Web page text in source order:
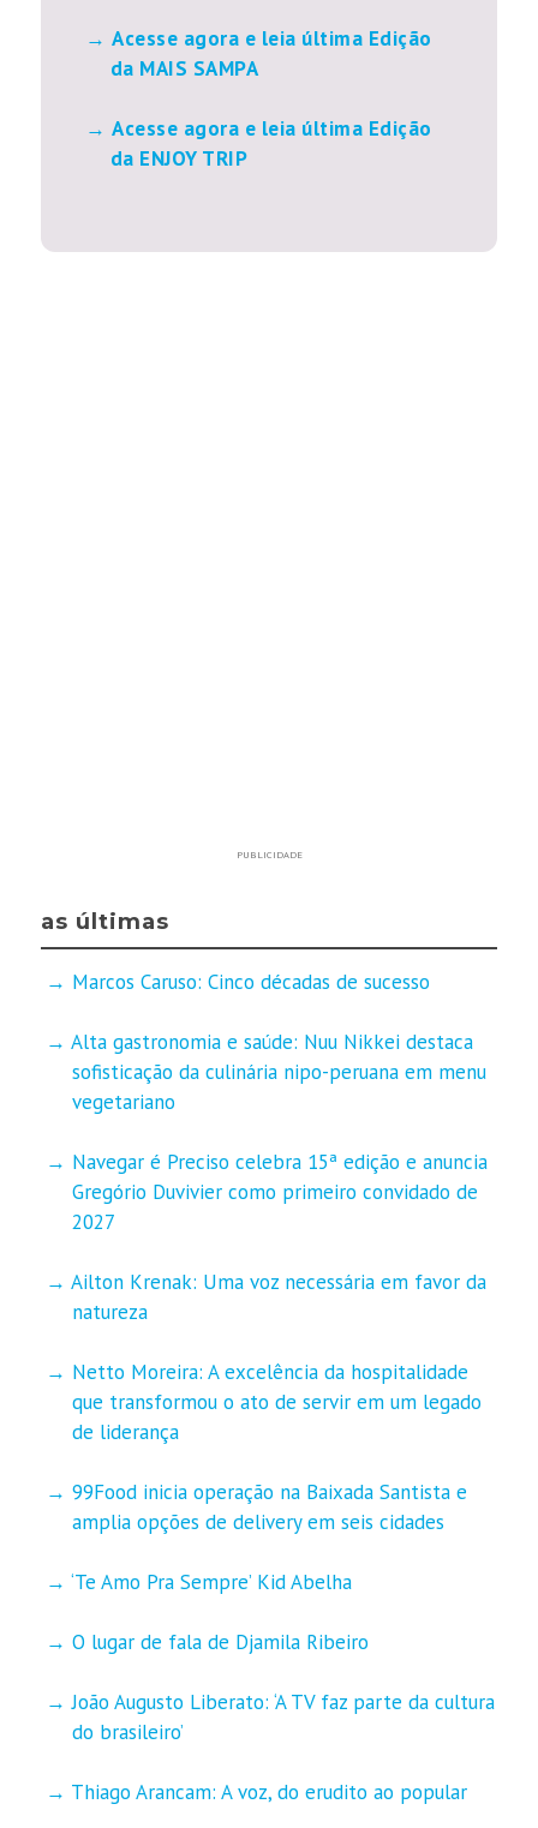
Acesse agora e leia última Edição
da MAIS SAMPA
Acesse agora e leia última Edição
da ENJOY TRIP
PUBLICIDADE
as últimas
Marcos Caruso: Cinco décadas de sucesso
Alta gastronomia e saúde: Nuu Nikkei destaca
sofisticação da culinária nipo-peruana em menu
vegetariano
Navegar é Preciso celebra 15ª edição e anuncia
Gregório Duvivier como primeiro convidado de
2027
Ailton Krenak: Uma voz necessária em favor da
natureza
Netto Moreira: A excelência da hospitalidade
que transformou o ato de servir em um legado
de liderança
99Food inicia operação na Baixada Santista e
amplia opções de delivery em seis cidades
‘Te Amo Pra Sempre’ Kid Abelha
O lugar de fala de Djamila Ribeiro
João Augusto Liberato: ‘A TV faz parte da cultura
do brasileiro’
Thiago Arancam: A voz, do erudito ao popular